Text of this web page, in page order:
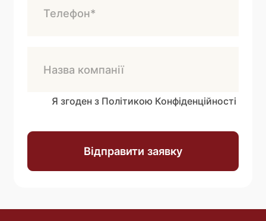
Я згоден з Політикою Конфіденційності
Відправити заявку